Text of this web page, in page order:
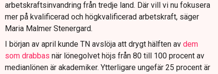
arbetskraftsinvandring från tredje land. Där vill vi nu fokusera
mer på kvalificerad och högkvalificerad arbetskraft, säger
Maria Malmer Stenergard.
I början av april kunde TN avslöja att drygt hälften av dem
som drabbas när lönegolvet höjs från 80 till 100 procent av
medianlönen är akademiker. Ytterligare ungefär 25 procent är